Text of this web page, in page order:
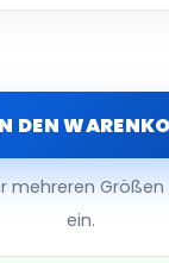
DEN
mehreren
ein.